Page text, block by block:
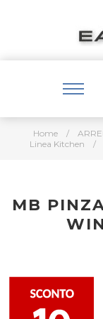
Home /
Linea Kitchen
/
MB